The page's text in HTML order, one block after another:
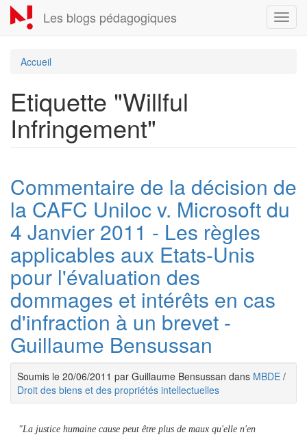
Aller
au
contenu
Les blogs pédagogiques
Accueil
Etiquette "Willful
Infringement"
Commentaire de la décision de
la CAFC Uniloc v. Microsoft du
4 Janvier 2011 - Les règles
applicables aux Etats-Unis
pour l'évaluation des
dommages et intérêts en cas
d'infraction à un brevet -
Guillaume Bensussan
Soumis le 20/06/2011 par Guillaume Bensussan dans MBDE /
Droit des biens et des propriétés intellectuelles
"La justice humaine cause peut être plus de maux qu'elle n'en